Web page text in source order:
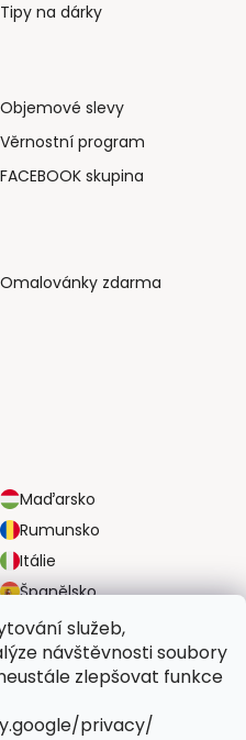
služeb,
návštěvnosti soubory
zlepšovat funkce
privacy/
Maďarsko
Rumunsko
Itálie
Španělsko
Rakousko
Tipy na dárky
Objemové slevy
Věrnostní program
FACEBOOK skupina
Omalovánky zdarma